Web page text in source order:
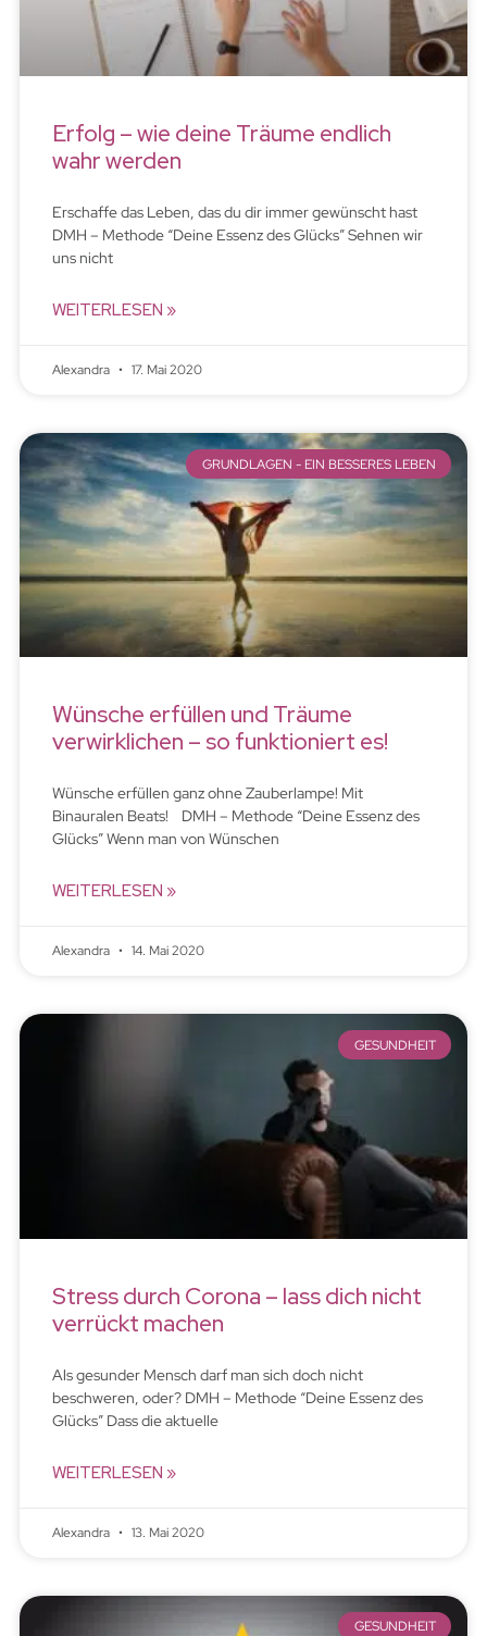
Erfolg – wie deine Träume endlich
wahr werden
Erschaffe das Leben, das du dir immer gewünscht hast
DMH – Methode “Deine Essenz des Glücks” Sehnen wir
uns nicht
WEITERLESEN »
Alexandra 17. Mai 2020
GRUNDLAGEN - EIN BESSERES LEBEN
Wünsche erfüllen und Träume
verwirklichen – so funktioniert es!
Wünsche erfüllen ganz ohne Zauberlampe! Mit
Binauralen Beats! DMH – Methode “Deine Essenz des
Glücks” Wenn man von Wünschen
WEITERLESEN »
Alexandra 14. Mai 2020
GESUNDHEIT
Stress durch Corona – lass dich nicht
verrückt machen
Als gesunder Mensch darf man sich doch nicht
beschweren, oder? DMH – Methode “Deine Essenz des
Glücks” Dass die aktuelle
WEITERLESEN »
Alexandra 13. Mai 2020
GESUNDHEIT